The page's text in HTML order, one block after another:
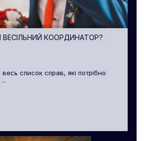
ВЕСІЛЬНИЙ КООРДИНАТОР?
список справ, які потрібно